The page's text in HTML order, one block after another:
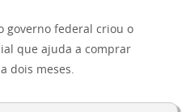
governo federal criou o
que ajuda a comprar
dois meses.